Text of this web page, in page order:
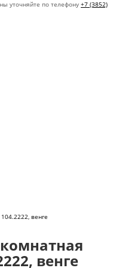
уточняйте по телефону +7 (3852)
венге
венге